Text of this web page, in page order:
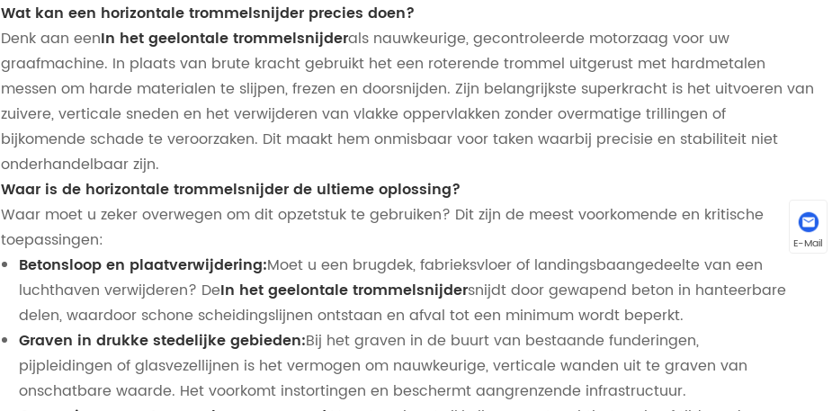
Wat kan een horizontale trommelsnijder precies doen?
Denk aan eenIn het geelontale trommelsnijderals nauwkeurige, gecontroleerde motorzaag voor uw
graafmachine. In plaats van brute kracht gebruikt het een roterende trommel uitgerust met hardmetalen
messen om harde materialen te slijpen, frezen en doorsnijden. Zijn belangrijkste superkracht is het uitvoeren van
zuivere, verticale sneden en het verwijderen van vlakke oppervlakken zonder overmatige trillingen of
bijkomende schade te veroorzaken. Dit maakt hem onmisbaar voor taken waarbij precisie en stabiliteit niet
onderhandelbaar zijn.
Waar is de horizontale trommelsnijder de ultieme oplossing?
Waar moet u zeker overwegen om dit opzetstuk te gebruiken? Dit zijn de meest voorkomende en kritische
toepassingen:
Betonsloop en plaatverwijdering:Moet u een brugdek, fabrieksvloer of landingsbaangedeelte van een
luchthaven verwijderen? DeIn het geelontale trommelsnijdersnijdt door gewapend beton in hanteerbare
delen, waardoor schone scheidingslijnen ontstaan ​​en afval tot een minimum wordt beperkt.
Graven in drukke stedelijke gebieden:Bij het graven in de buurt van bestaande funderingen,
pijpleidingen of glasvezellijnen is het vermogen om nauwkeurige, verticale wanden uit te graven van
onschatbare waarde. Het voorkomt instortingen en beschermt aangrenzende infrastructuur.
E-Mail